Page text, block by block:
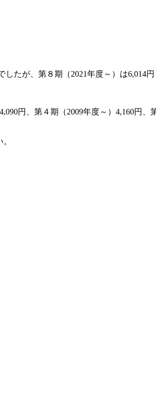
たが、第８期（2021年度～）は6,014円
円、第４期（2009年度～）4,160円、